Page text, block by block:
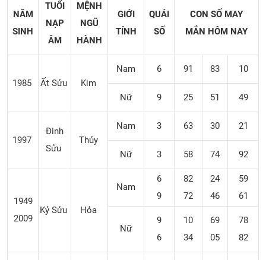
NĂM
SINH
TUỔI
NẠP
ÂM
MỆNH
NGŨ
HÀNH
GIỚI
TÍNH
QUÁI
SỐ
CON SỐ MAY
MẮN HÔM NAY
1985 Ất Sửu Kim
Nam 6 91 83 10
Nữ 9 25 51 49
1997
Đinh
Sửu
Thủy
Nam 3 63 30 21
Nữ 3 58 74 92
1949
2009
Kỷ Sửu Hỏa
Nam
6
9
82
72
24
46
59
61
Nữ
9
6
10
34
69
05
78
82